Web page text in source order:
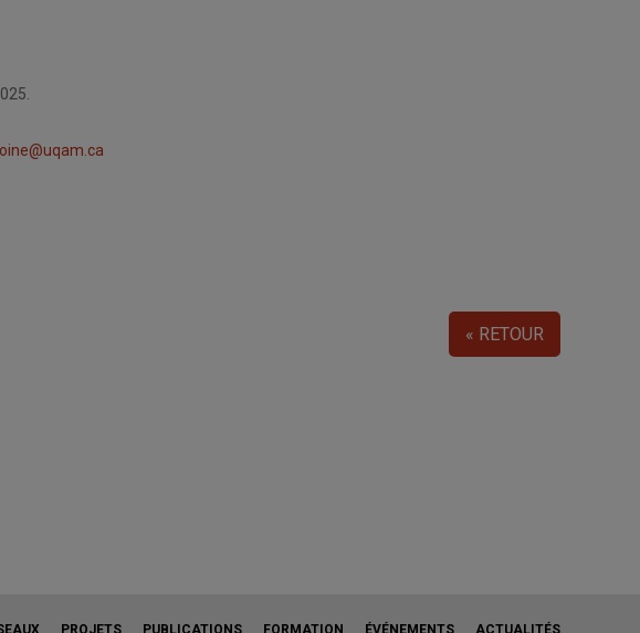
« RETOUR
PROJETS PUBLICATIONS FORMATION ÉVÉNEMENTS ACTUALITÉS